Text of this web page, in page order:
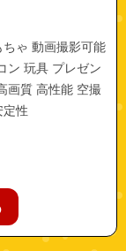
ちゃ 動画撮影可能
ン 玩具 プレゼン
画質 高性能 空撮
定性